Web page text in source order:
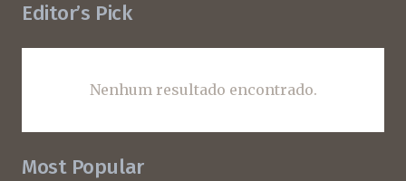
Editor’s Pick
Nenhum resultado encontrado.
Most Popular